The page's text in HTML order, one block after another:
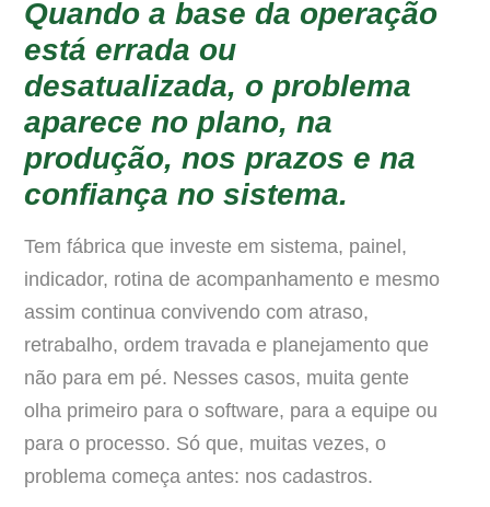
Quando a base da operação
está errada ou
desatualizada, o problema
aparece no plano, na
produção, nos prazos e na
confiança no sistema.
Tem fábrica que investe em sistema, painel,
indicador, rotina de acompanhamento e mesmo
assim continua convivendo com atraso,
retrabalho, ordem travada e planejamento que
não para em pé. Nesses casos, muita gente
olha primeiro para o software, para a equipe ou
para o processo. Só que, muitas vezes, o
problema começa antes: nos cadastros.